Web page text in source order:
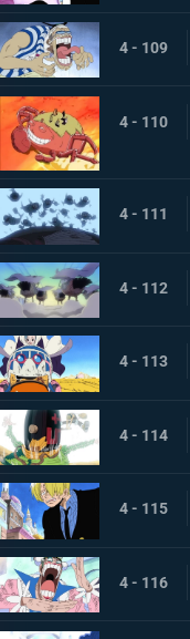
4 - 109
4 - 110
4 - 111
4 - 112
4 - 113
4 - 114
4 - 115
4 - 116